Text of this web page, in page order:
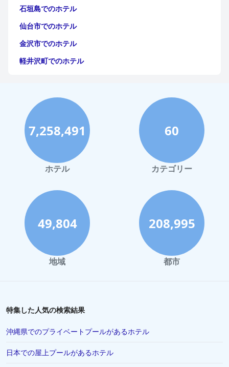
石垣島でのホテル
仙台市でのホテル
金沢市でのホテル
軽井沢町でのホテル
神戸市でのホテル
宮古島でのホテル
函館市でのホテル
ハワイイでのホテル
鎌倉市でのホテル
静岡市でのホテル
川崎市でのホテル
与論でのホテル
倉敷市でのホテル
蒲郡市でのホテル
三島市でのホテル
7,258,491
ホテル
60
カテゴリー
49,804
地域
208,995
都市
特集した人気の検索結果
沖縄県でのプライベートプールがあるホテル
日本での屋上プールがあるホテル